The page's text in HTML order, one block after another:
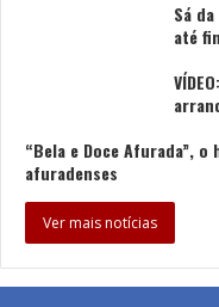
Sá
até
“Bela e Doce Afurada”,
afuradenses
Ver mais notícias